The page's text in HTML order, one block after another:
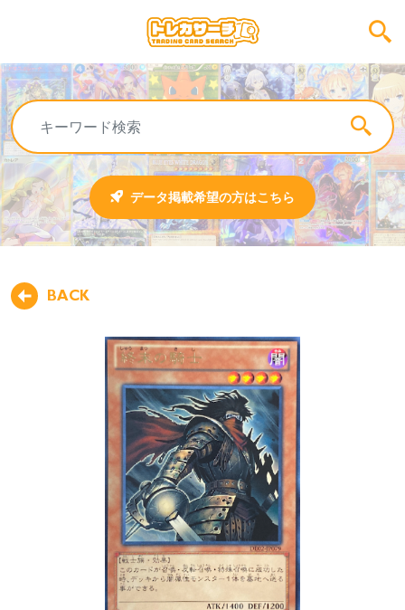
データ掲載希望の方はこちら
BACK